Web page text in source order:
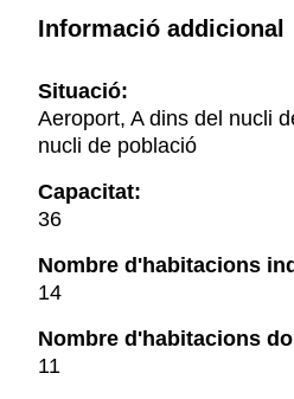
Informació addicional
Situació:
Aeroport, A dins del nucli
nucli de població
Capacitat:
36
Nombre d'habitacions
14
Nombre d'habitacions
11